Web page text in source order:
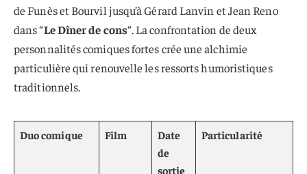
de Funès et Bourvil jusqu’à Gérard Lanvin et Jean Reno
dans “Le Dîner de cons“. La confrontation de deux
personnalités comiques fortes crée une alchimie
particulière qui renouvelle les ressorts humoristiques
traditionnels.
Duo comique Film
Date
de
sortie
Particularité